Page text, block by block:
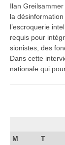
Ilan
la
l’escroquerie
requis pour
sionistes, des
Dans cette
nationale qui
M
T